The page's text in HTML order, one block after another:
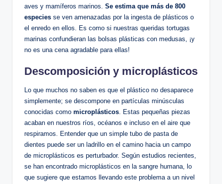
aves y mamíferos marinos. Se estima que más de 800
especies se ven amenazadas por la ingesta de plásticos o
el enredo en ellos. Es como si nuestras queridas tortugas
marinas confundieran las bolsas plásticas con medusas, ¡y
no es una cena agradable para ellas!
Descomposición y microplásticos
Lo que muchos no saben es que el plástico no desaparece
simplemente; se descompone en partículas minúsculas
conocidas como microplásticos. Estas pequeñas piezas
acaban en nuestros ríos, océanos e incluso en el aire que
respiramos. Entender que un simple tubo de pasta de
dientes puede ser un ladrillo en el camino hacia un campo
de microplásticos es perturbador. Según estudios recientes,
se han encontrado microplásticos en la sangre humana, lo
que sugiere que estamos llevando este problema a un nivel